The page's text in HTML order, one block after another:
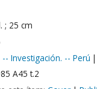
; 25 cm
Investigación. -- Perú
A45 t.2